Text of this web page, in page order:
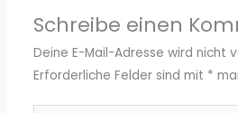
Schreibe einen
Deine E-Mail-Adresse wird nicht
Erforderliche Felder sind mit *